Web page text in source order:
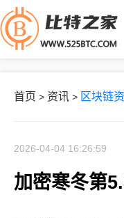
首页 > 资讯 > 区块链
2026-04-04 16:26:59
加密寒冬第